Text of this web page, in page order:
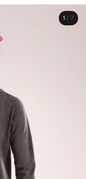
1 / 7